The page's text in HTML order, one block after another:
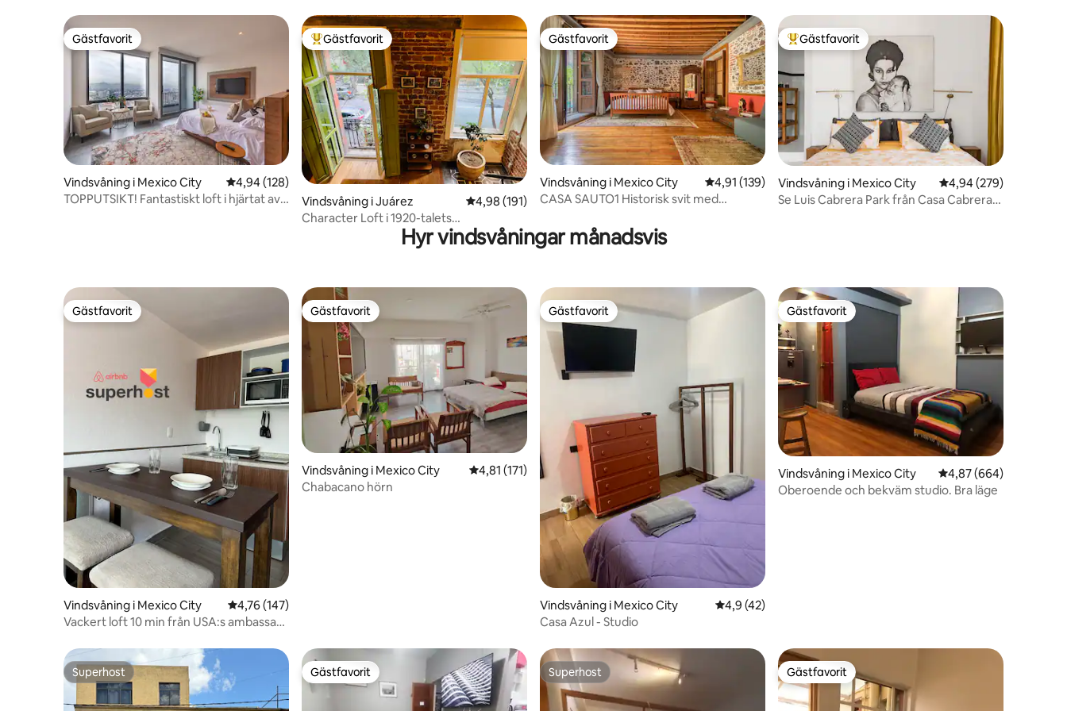
Gästfavorit
Gästfavorit
Vindsvåning i Mexico City 4,94 av 5 i genomsnittligt betyg, 128 omdömen
4,94 (128)
TOPPUTSIKT! Fantastiskt loft i hjärtat av
Populär gästfavorit
Gästfavorit
Vindsvåning i Juárez 4,98 av 5 i genomsnittligt betyg, 191 omdömen
4,98 (191)
Character Loft i 1920-talets
kulturarvsbyggnad
Gästfavorit
Gästfavorit
Vindsvåning i Mexico City 4,91 av 5 i genomsnittligt betyg, 139 omdömen
4,91 (139)
CASA SAUTO1 Historisk svit med
Populär gästfavorit
Gästfavorit
Vindsvåning i Mexico City 4,94 av 5 i
4,94 (279)
Se Luis Cabrera Park från Casa Cabrera
Hyr vindsvåningar månadsvis
Gästfavorit
Gästfavorit
Vindsvåning i Mexico City 4,76 av 5 i genomsnittligt betyg, 147 omdömen
4,76 (147)
Vackert loft 10 min från USA:s ambassad i
Gästfavorit
Gästfavorit
Vindsvåning i Mexico City 4,81 av 5 i genomsnittligt betyg, 171 omdömen
4,81 (171)
Chabacano hörn
Gästfavorit
Gästfavorit
Vindsvåning i Mexico City 4,9 av 5 i genomsnittligt betyg, 42 omdömen
4,9 (42)
Casa Azul - Studio
Gästfavorit
Gästfavorit
Vindsvåning i Mexico City 4,87 av 5 i
4,87 (664)
Oberoende och bekväm studio. Bra läge
Superhost
Superhost Gästfavorit
Gästfavorit Superhost
Superhost Gästfavorit
Gästfavorit